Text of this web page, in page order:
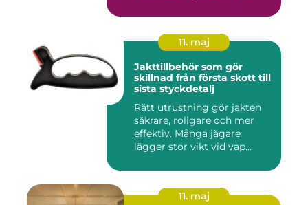
11. maj
Jakttillbehör som gör
skillnad från första skott till
sista styckdetalj
Rätt utrustning gör jakten
säkrare, roligare och mer
effektiv. Många jägare
lägger stor vikt vid vap...
11. maj